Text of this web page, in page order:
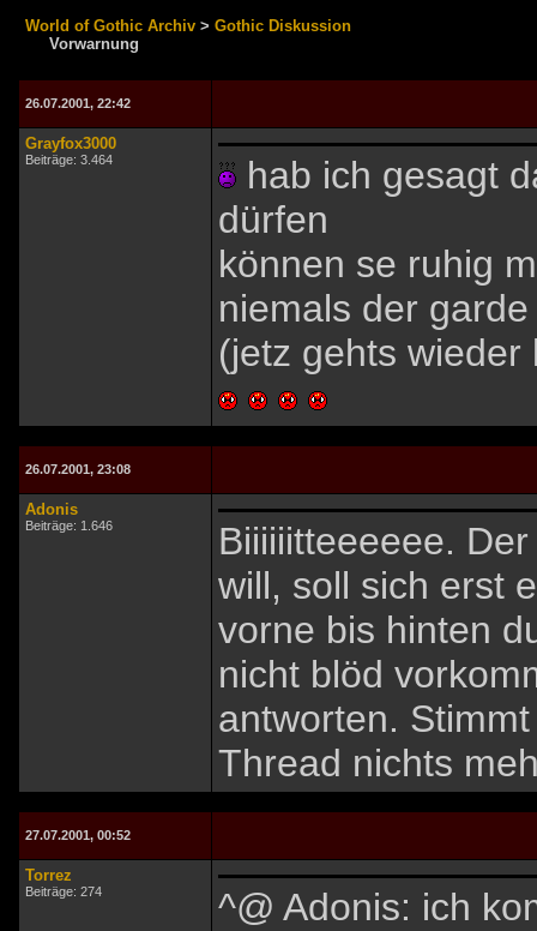
World of Gothic Archiv > Gothic Diskussion
Vorwarnung
26.07.2001, 22:42
Grayfox3000
Beiträge: 3.464
hab ich gesagt
dürfen
können se ruhig
niemals der
(jetz gehts wieder
26.07.2001, 23:08
Adonis
Beiträge: 1.646
Biiiiiitteeeeee.
will, soll sich erst
vorne bis hinten
nicht blöd
antworten.
Thread nichts
27.07.2001, 00:52
Torrez
Beiträge: 274 ^@ Adonis: ich